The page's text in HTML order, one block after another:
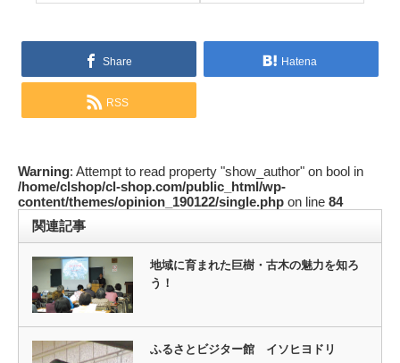
Share Hatena
RSS
Warning: Attempt to read property "show_author" on bool in
/home/clshop/cl-shop.com/public_html/wp-
content/themes/opinion_190122/single.php on line 84
関連記事
地域に育まれた巨樹・古木の魅力を知ろ
う！
ふるさとビジター館 イソヒヨドリ